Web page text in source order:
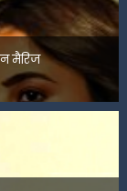
मैरिज